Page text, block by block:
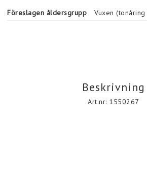
Föreslagen åldersgrupp Vuxen
Beskrivning
Art.nr: 1550267